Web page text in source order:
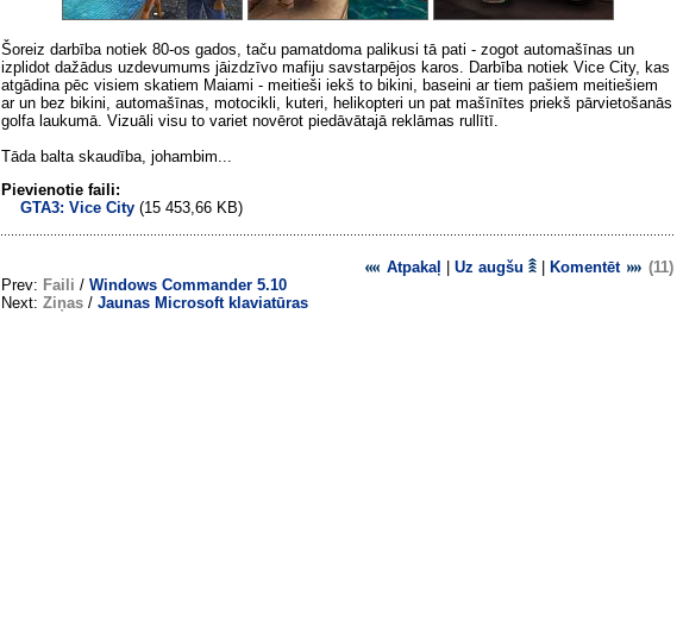
Šoreiz darbība notiek 80-os gados, taču pamatdoma palikusi tā pati - zogot automašīnas un
izplidot dažādus uzdevumums jāizdzīvo mafiju savstarpējos karos. Darbība notiek Vice City, kas
atgādina pēc visiem skatiem Maiami - meitieši iekš to bikini, baseini ar tiem pašiem meitiešiem
ar un bez bikini, automašīnas, motocikli, kuteri, helikopteri un pat mašīnītes priekš pārvietošanās
golfa laukumā. Vizuāli visu to variet novērot piedāvātajā reklāmas rullītī.
Tāda balta skaudība, johambim...
Pievienotie faili:
GTA3: Vice City (15 453,66 KB)
Atpakaļ Uz augšu Komentēt
(11)
Prev: Faili / Windows Commander 5.10
Next: Ziņas / Jaunas Microsoft klaviatūras